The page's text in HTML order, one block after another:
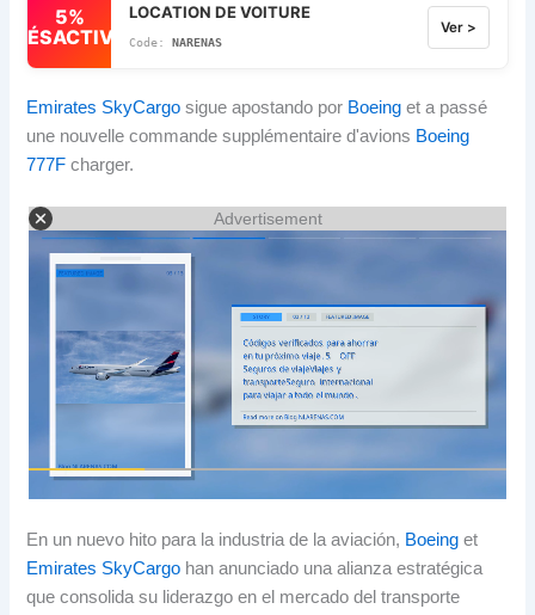
5%
DÉSACTIVÉ
LOCATION DE VOITURE
NARENAS
Ver >
Emirates SkyCargo sigue apostando por Boeing et a passé
une nouvelle commande supplémentaire d'avions Boeing
777F charger.
Advertisement
En un nuevo hito para la industria de la aviación, Boeing et
Emirates SkyCargo han anunciado una alianza estratégica
que consolida su liderazgo en el mercado del transporte